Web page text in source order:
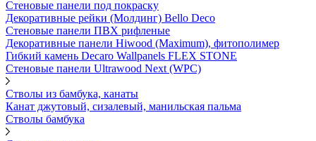
Стеновые панели под покраску
Декоративные рейки (Молдинг) Bello Deco
Стеновые панели ПВХ рифленыe
Декоративные панели Hiwood (Maximum), фитополимер
Гибкий камень Decaro Wallpanels FLEX STONE
Стеновые панели Ultrawood Next (WPC)
Стволы из бамбука, канаты
Канат джутовый, сизалевый, манильская пальма
Стволы бамбука